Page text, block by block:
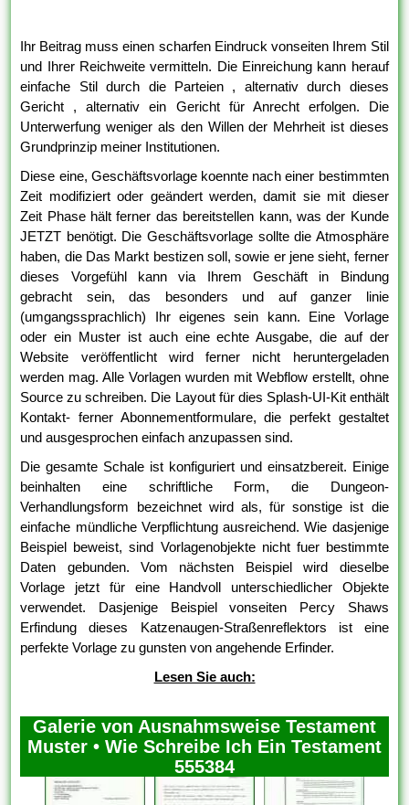
Ihr Beitrag muss einen scharfen Eindruck vonseiten Ihrem Stil
und Ihrer Reichweite vermitteln. Die Einreichung kann herauf
einfache Stil durch die Parteien , alternativ durch dieses
Gericht , alternativ ein Gericht für Anrecht erfolgen. Die
Unterwerfung weniger als den Willen der Mehrheit ist dieses
Grundprinzip meiner Institutionen.
Diese eine, Geschäftsvorlage koennte nach einer bestimmten
Zeit modifiziert oder geändert werden, damit sie mit dieser
Zeit Phase hält ferner das bereitstellen kann, was der Kunde
JETZT benötigt. Die Geschäftsvorlage sollte die Atmosphäre
haben, die Das Markt bestizen soll, sowie er jene sieht, ferner
dieses Vorgefühl kann via Ihrem Geschäft in Bindung
gebracht sein, das besonders und auf ganzer linie
(umgangssprachlich) Ihr eigenes sein kann. Eine Vorlage
oder ein Muster ist auch eine echte Ausgabe, die auf der
Website veröffentlicht wird ferner nicht heruntergeladen
werden mag. Alle Vorlagen wurden mit Webflow erstellt, ohne
Source zu schreiben. Die Layout für dies Splash-UI-Kit enthält
Kontakt- ferner Abonnementformulare, die perfekt gestaltet
und ausgesprochen einfach anzupassen sind.
Die gesamte Schale ist konfiguriert und einsatzbereit. Einige
beinhalten eine schriftliche Form, die Dungeon-
Verhandlungsform bezeichnet wird als, für sonstige ist die
einfache mündliche Verpflichtung ausreichend. Wie dasjenige
Beispiel beweist, sind Vorlagenobjekte nicht fuer bestimmte
Daten gebunden. Vom nächsten Beispiel wird dieselbe
Vorlage jetzt für eine Handvoll unterschiedlicher Objekte
verwendet. Dasjenige Beispiel vonseiten Percy Shaws
Erfindung dieses Katzenaugen-Straßenreflektors ist eine
perfekte Vorlage zu gunsten von angehende Erfinder.
Lesen Sie auch:
Galerie von Ausnahmsweise Testament
Muster • Wie Schreibe Ich Ein Testament
555384